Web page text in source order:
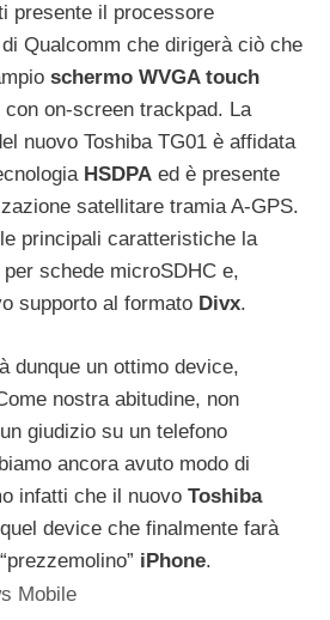
presente il processore
Qualcomm che dirigerà ciò che
schermo WVGA touch
on-screen trackpad. La
nuovo Toshiba TG01 è affidata
HSDPA ed è presente
satellitare tramia A-GPS.
principali caratteristiche la
schede microSDHC e,
supporto al formato Divx.
dunque un ottimo device,
nostra abitudine, non
giudizio su un telefono
ancora avuto modo di
infatti che il nuovo Toshiba
device che finalmente farà
iPhone.
Mobile